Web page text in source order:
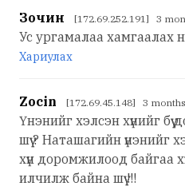
Зочин [172.69.252.191] 3
Ус ургамалаа хамгаалах нь
Хариулах
Zocin [172.69.45.148] 3
Үнэнийг хэлсэн хүнийг
шүү ? Наташагийн
хүн доромжилоод байгаа
илчилж байна шүү !!!